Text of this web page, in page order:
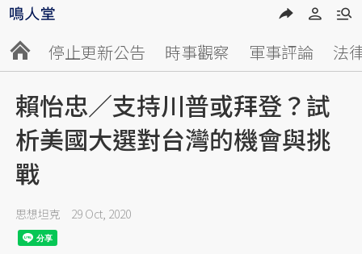
停止更新公告 時事觀察 軍事評論 法
賴怡忠／支持川普或拜登？試
析美國大選對台灣的機會與挑
戰
思想坦克 29 Oct, 2020